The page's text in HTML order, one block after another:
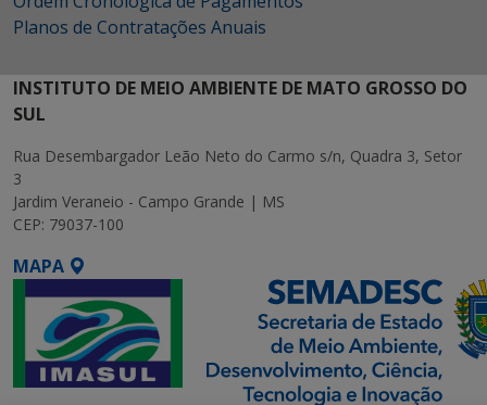
Planos de Contratações Anuais
INSTITUTO DE MEIO AMBIENTE DE MATO GROSSO DO
SUL
Rua Desembargador Leão Neto do Carmo s/n, Quadra 3, Setor
3
Jardim Veraneio - Campo Grande | MS
CEP: 79037-100
MAPA